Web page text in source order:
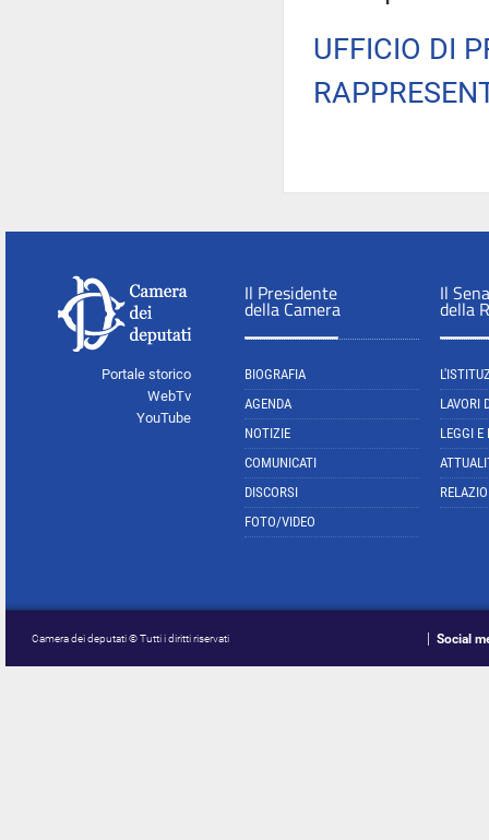
UFFICIO DI
Portale storico
WebTv
YouTube
Il Presidente
della Camera
BIOGRAFIA
AGENDA
NOTIZIE
COMUNICATI
DISCORSI
FOTO/VIDEO
Il
della
LAVORI
LEGGI E
Camera dei deputati © Tutti i diritti riservati Social